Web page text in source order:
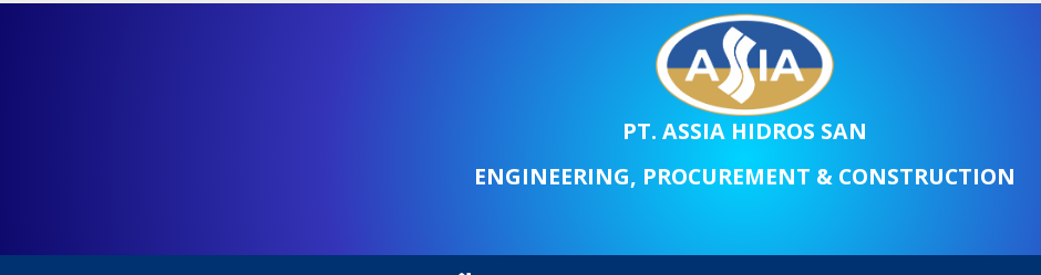
PT. ASSIA HIDROS SAN
ENGINEERING, PROCUREMENT & CONSTRUCTION